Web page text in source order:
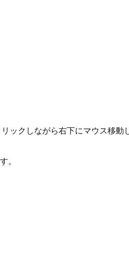
ックしながら右下にマウス移動し